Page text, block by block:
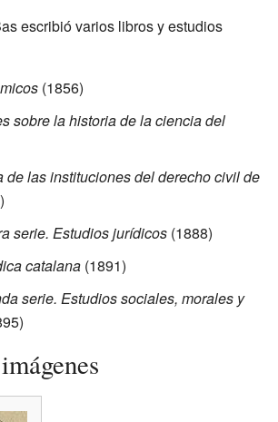
escribió varios libros y estudios
(1856)
sobre la historia de la ciencia del
de las instituciones del derecho civil de
serie. Estudios jurídicos (1888)
catalana (1891)
serie. Estudios sociales, morales y